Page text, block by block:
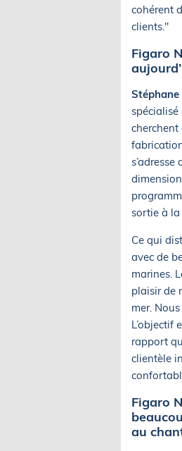
cohérent
clients."
Figaro
Stéphane
sortie à la
Ce qui
avec de
marines.
plaisir de
mer.
L’objectif
rapport
clientèle
Figaro
au